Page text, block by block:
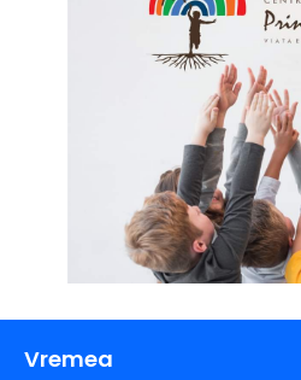
Vremea